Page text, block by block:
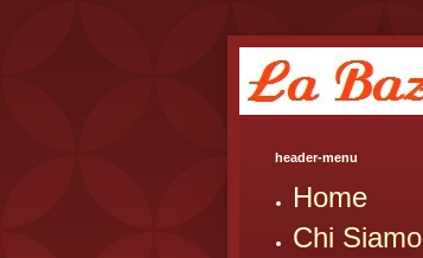
header-menu
Home
Chi Siamo